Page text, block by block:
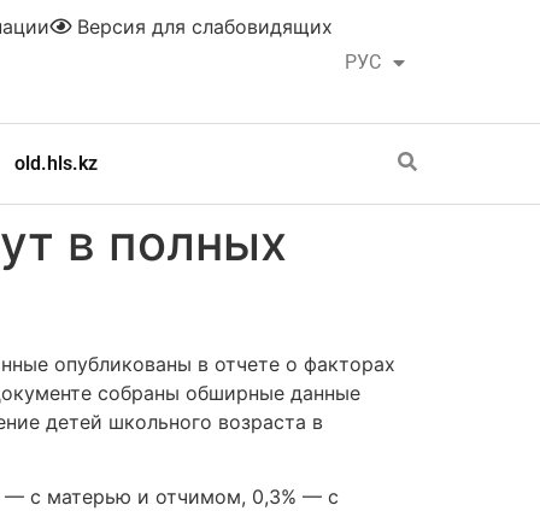
РУС
ҚАЗ
Версия для слабовидящих
old.hls.kz
в полных
опубликованы в отчете о факторах
собраны обширные данные
детей школьного возраста в
— с матерью и отчимом, 0,3% — с